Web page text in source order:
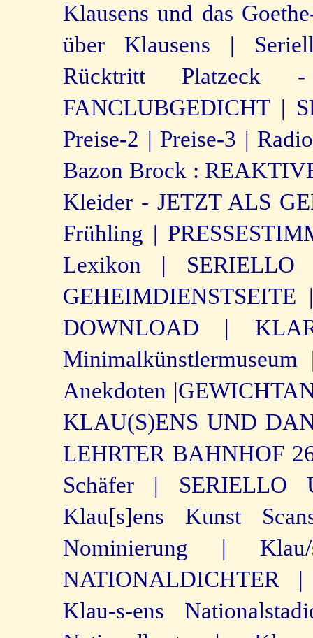
Klausens und das
über Klausens |
Rücktritt
FANCLUBGEDICHT |
Preise-2 | Preise-3 |
Bazon Brock :
Kleider - JETZT ALS
Frühling |
Lexikon |
GEHEIMDIENSTSEITE
DOWNLOAD |
Minimalkünstlermuseum
Anekdoten |
KLAU(S)ENS UND
LEHRTER BAHNHOF
Schäfer |
SERIELLO
Klau[s]ens Kunst
Nominierung |
NATIONALDICHTER |
Klau-s-ens